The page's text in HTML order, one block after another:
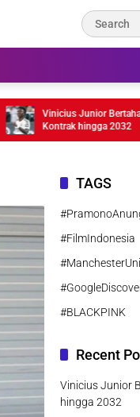
Vinicius Junior Bertahan di
Kontrak hingga 2032
TAGS
#FilmIndonesia
#BLACKPINK
Recent
Vinicius Junior
hingga 2032